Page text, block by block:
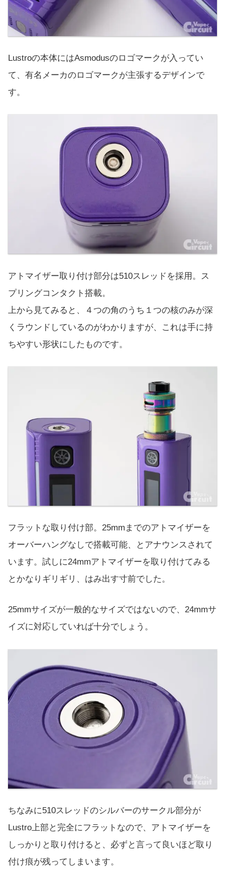
Lustroの本体にはAsmodusのロゴマークが入ってい
て、有名メーカのロゴマークが主張するデザインで
す。
アトマイザー取り付け部分は510スレッドを採用。ス
プリングコンタクト搭載。
上から見てみると、４つの角のうち１つの核のみが深
くラウンドしているのがわかりますが、これは手に持
ちやすい形状にしたものです。
フラットな取り付け部。25mmまでのアトマイザーを
オーバーハングなしで搭載可能、とアナウンスされて
います。試しに24mmアトマイザーを取り付けてみる
とかなりギリギリ、はみ出す寸前でした。
25mmサイズが一般的なサイズではないので、24mmサ
イズに対応していれば十分でしょう。
ちなみに510スレッドのシルバーのサークル部分が
Lustro上部と完全にフラットなので、アトマイザーを
しっかりと取り付けると、必ずと言って良いほど取り
付け痕が残ってしまいます。